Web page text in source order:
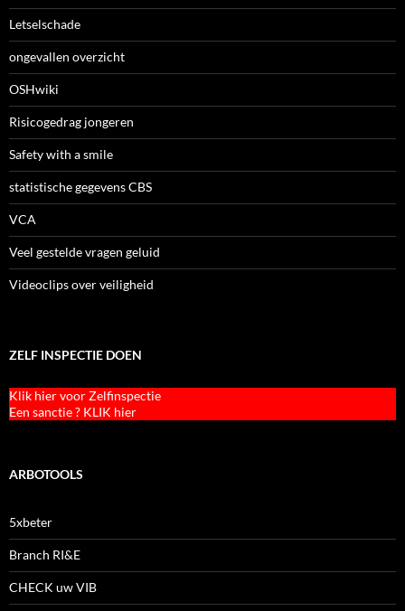
Letselschade
ongevallen overzicht
OSHwiki
Risicogedrag jongeren
Safety with a smile
statistische gegevens CBS
VCA
Veel gestelde vragen geluid
Videoclips over veiligheid
ZELF INSPECTIE DOEN
Klik hier voor Zelfinspectie
Een sanctie ? KLIK hier
ARBOTOOLS
5xbeter
Branch RI&E
CHECK uw VIB